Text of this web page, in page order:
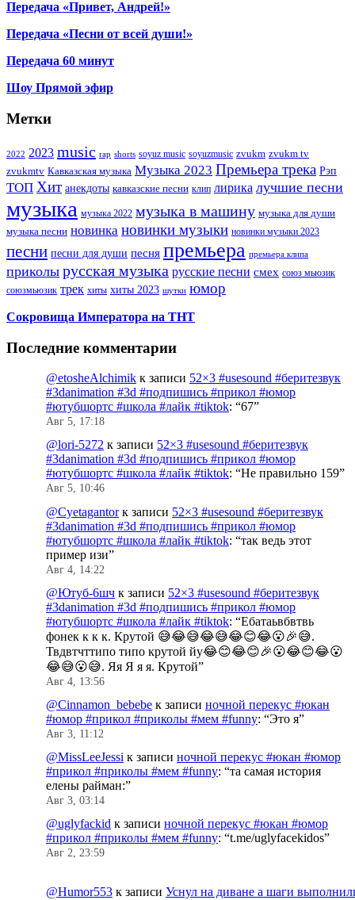
Передача «Привет, Андрей!»
Передача «Песни от всей души!»
Передача 60 минут
Шоу Прямой эфир
Метки
2022 2023 music rap shorts soyuz music soyuzmusic zvukm zvukm tv
zvukmtv Кавказская музыка Музыка 2023 Премьера трека Рэп
ТОП Хит анекдоты кавказские песни клип лирика лучшие песни
музыка музыка 2022 музыка в машину музыка для души
музыка песни новинка новинки музыки новинки музыки 2023
песни песни для души песня премьера премьера клипа
приколы русская музыка русские песни смех союз мьюзик
союзмьюзик трек хиты хиты 2023 шутки юмор
Сокровища Императора на ТНТ
Последние комментарии
@etosheAlchimik к записи 52×3 #usesound #беритезвук
#3danimation #3d #подпишись #прикол #юмор
#ютубшортс #школа #лайк #tiktok: “67”
Авг 5, 17:18
@lori-5272 к записи 52×3 #usesound #беритезвук
#3danimation #3d #подпишись #прикол #юмор
#ютубшортс #школа #лайк #tiktok: “Не правильно 159”
Авг 5, 10:46
@Cyetagantorк записи 52×3 #usesound #беритезвук
#3danimation #3d #подпишись #прикол #юмор
#ютубшортс #школа #лайк #tiktok: “так ведь этот
пример изи”
Авг 4, 14:22
@Ютуб-6шч к записи 52×3 #usesound #беритезвук
#3danimation #3d #подпишись #прикол #юмор
#ютубшортс #школа #лайк #tiktok: “Ебатаьвбвтвь
фонек к к к. Крутой 😅😂😅😂😅😂😊😂😮🎉😅.
Твдвтчттипо типо крутой йу😂😊😂😊🎉😮😂😊😂😮
😂😅😮😅. Яя Я я я. Крутой”
Авг 4, 13:56
@Cinnamon_bebebe к записи ночной перекус #юкан
#юмор #прикол #приколы #мем #funny: “Это я”
Авг 3, 11:12
@MissLeeJessi к записи ночной перекус #юкан #юмор
#прикол #приколы #мем #funny: “та самая история
елены райман:”
Авг 3, 03:14
@uglyfackid к записи ночной перекус #юкан #юмор
#прикол #приколы #мем #funny: “t.me/uglyfacekidos”
Авг 2, 23:59
@Humor553 к записи Уснул на диване а шаги